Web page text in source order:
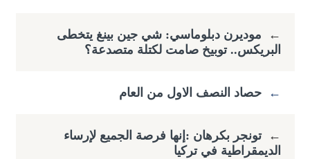
←
موديرن دبلوماسي: شي جين بينغ يتخطى
البريكس.. توبيخ صامت لكتلة متصدعة؟
← حصاد النصف الاول من العام
← تونجر بكرهان :إنها فرصة الجميع لإرساء
الديمقراطية في تركيا